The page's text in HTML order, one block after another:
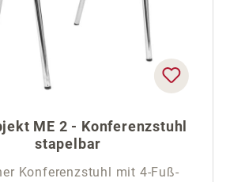
ME 2 - Konferenzstuhl
stapelbar
Konferenzstuhl mit 4-Fuß-